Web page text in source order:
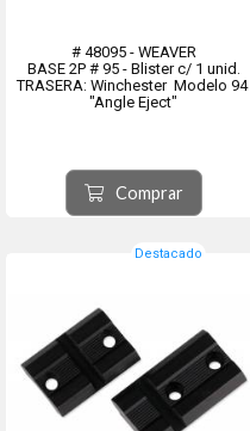
# 48095 - WEAVER
BASE 2P # 95 - Blister c/ 1 unid.
TRASERA: Winchester Modelo 94
"Angle Eject"
Comprar
Destacado